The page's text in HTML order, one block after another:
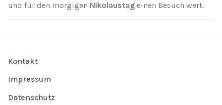
und für den morgigen Nikolaustag einen Besuch wert.
Kontakt
Impressum
Datenschutz